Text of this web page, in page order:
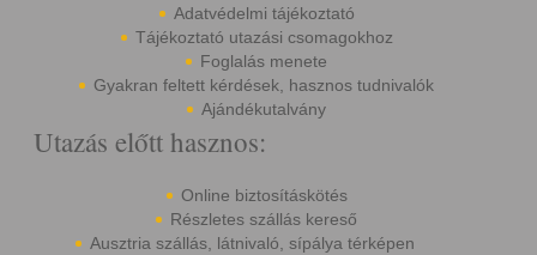
Adatvédelmi tájékoztató
Tájékoztató utazási csomagokhoz
Foglalás menete
Gyakran feltett kérdések, hasznos tudnivalók
Ajándékutalvány
Utazás előtt hasznos:
Online biztosításkötés
Részletes szállás kereső
Ausztria szállás, látnivaló, sípálya térképen